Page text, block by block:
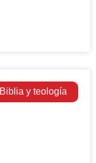
Biblia y teología